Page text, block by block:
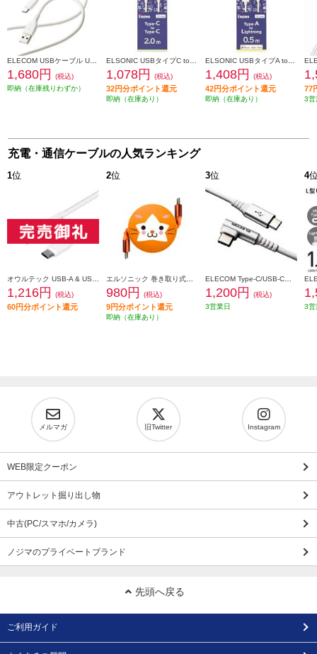
1,680円
(税込)
即納（在庫残りわずか）
1,078円 (税込)
32円分ポイント還元
即納（在庫あり）
1,408円 (税込)
42円分ポイント還元
即納（在庫あり）
77
3営
充電・通信ケーブルの人気ランキング
1位
1,216円 (税込)
60円分ポイント還元
2位
980円 (税込)
9円分ポイント還元
即納（在庫あり）
3位
1,200円
(税込)
3営業日
4
3営
メルマガ 旧Twitter Instagram
WEB限定クーポン
アウトレット掘り出し物
中古(PC/スマホ/カメラ)
ノジマのプライベートブランド
先頭へ戻る
ご利用ガイド